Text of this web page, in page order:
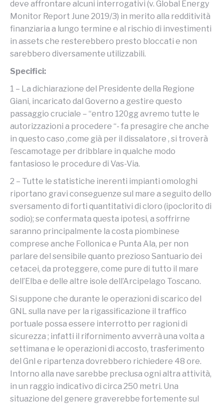
deve affrontare alcuni interrogativi (v. Global Energy
Monitor Report June 2019/3) in merito alla redditività
finanziaria a lungo termine e al rischio di investimenti
in assets che resterebbero presto bloccati e non
sarebbero diversamente utilizzabili.
Specifici:
1 – La dichiarazione del Presidente della Regione
Giani, incaricato dal Governo a gestire questo
passaggio cruciale – “entro 120gg avremo tutte le
autorizzazioni a procedere “- fa presagire che anche
in questo caso ,come già per il dissalatore , si troverà
l’escamotage per dribblare in qualche modo
fantasioso le procedure di Vas-Via.
2 – Tutte le statistiche inerenti impianti omologhi
riportano gravi conseguenze sul mare a seguito dello
sversamento di forti quantitativi di cloro (ipoclorito di
sodio); se confermata questa ipotesi, a soffrirne
saranno principalmente la costa piombinese
comprese anche Follonica e Punta Ala, per non
parlare del sensibile quanto prezioso Santuario dei
cetacei, da proteggere, come pure di tutto il mare
dell’Elba e delle altre isole dell’Arcipelago Toscano.
Si suppone che durante le operazioni di scarico del
GNL sulla nave per la rigassificazione il traffico
portuale possa essere interrotto per ragioni di
sicurezza ; infatti il rifornimento avverrà una volta a
settimana e le operazioni di accosto, trasferimento
del Gnl e ripartenza dovrebbero richiedere 48 ore.
Intorno alla nave sarebbe preclusa ogni altra attività,
in un raggio indicativo di circa 250 metri. Una
situazione del genere graverebbe fortemente sul